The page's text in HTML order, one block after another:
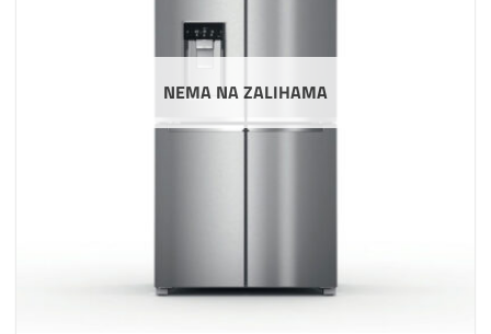
NEMA NA ZALIHAMA